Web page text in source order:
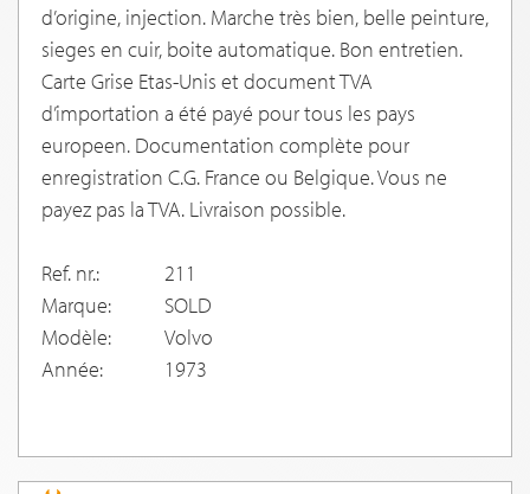
d’origine, injection. Marche très bien, belle peinture,
sieges en cuir, boite automatique. Bon entretien.
Carte Grise Etas-Unis et document TVA
d’importation a été payé pour tous les pays
europeen. Documentation complète pour
enregistration C.G. France ou Belgique. Vous ne
payez pas la TVA. Livraison possible.
Ref. nr.:
211
Marque:
SOLD
Modèle:
Volvo
Année:
1973